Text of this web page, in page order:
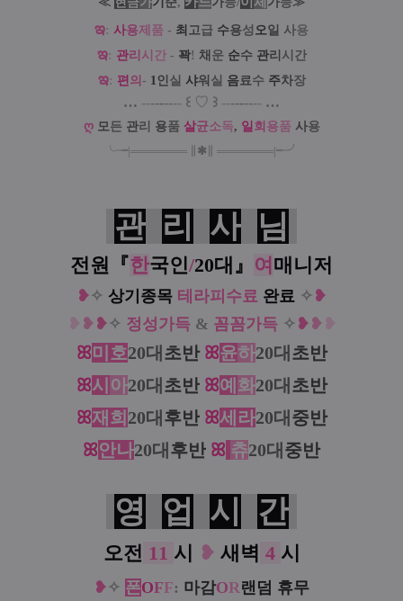
ఇ: 사용제 품 - 최 고 급 수용성 오 일 사용
ఇ: 관리 시 간 - 꽉! 채 운 순수 관리 시간
ఇ: 편 의 - 1 인 실 샤워 실 음료 수 주차장
… --------- ꒰ ♡ ꒱ --------- …
ღ 모 든 관리 용품 살균소독, 일 회 용품 사용
╰╼|═══════ ✱ ═══════|╾╯
관 리 사 님
전원『한국인/20대 』 여 매니저
❥ ✧ 상기종목 테 라피 수료 완료 ✧ ❥
❥ ❥ ❥ ✧ 정성가득 & 꼼꼼가득 ✧ ❥ ❥ ❥
ꕤ미호20대 초반 ꕤ윤하20대 초반
ꕤ시 아20대 초반 ꕤ예 화20대 초반
ꕤ재희 20대 후반 ꕤ세라20대 중반
ꕤ안나20대 후반 ꕤ 츄20대 중반
영 업 시 간
오전 11 시 ❥ 새벽 4 시
❥ ✧ 폰OFF: 마감OR 랜덤 휴무